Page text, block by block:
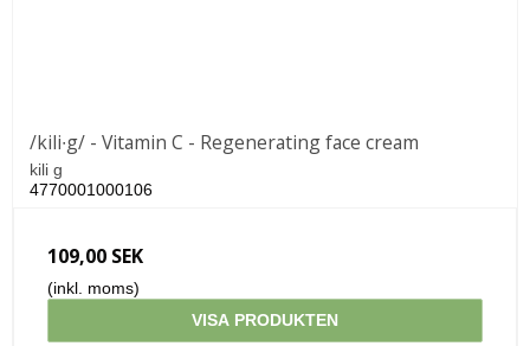
/kili∙g/ - Vitamin C - Regenerating face cream
kili g
4770001000106
109,00 SEK
(inkl. moms)
VISA PRODUKTEN